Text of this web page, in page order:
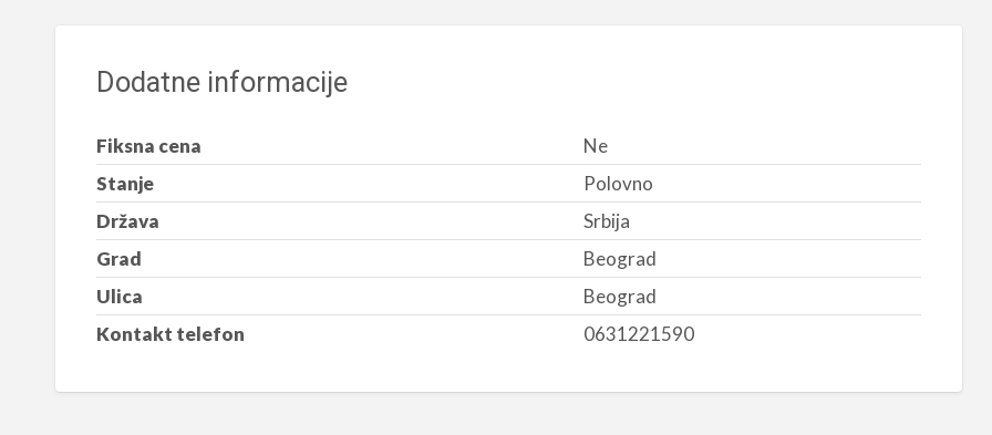
Dodatne informacije
Fiksna cena
Ne
Stanje
Polovno
Država
Srbija
Grad
Beograd
Ulica
Beograd
Kontakt telefon
0631221590